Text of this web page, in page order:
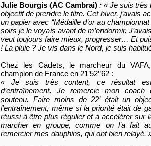
Julie Bourgis (AC Cambrai) : «Je suis très
objectif de prendre le titre. Cet hiver, j’avais
un papier avec ‘‘Médaille d’or au
soirs je le voyais avant de m’endormir.
veut toujours faire mieux, progresser… Et
! La pluie ? Je vis dans le Nord, je suis
Chez les Cadets, le marcheur du
champion de France en 21’52’’62 :
«Je suis très content, ce résultat
d’entraînement. Je remercie mon
soutenu. Faire moins de 22’ était un
l’entraînement, même si la priorité était de
réussi à être plus régulier et à accélérer sur
marcher en groupe, comme on l’a fait
remercier mes dauphins, qui ont bien relayé.